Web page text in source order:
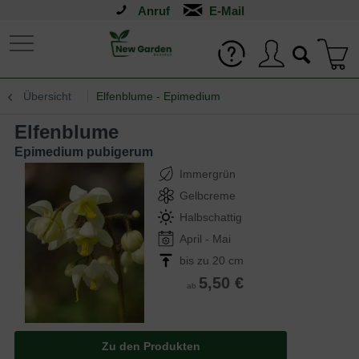
Anruf
Übersicht Elfenblume - Epimedium
Elfenblume
Epimedium pubigerum
Immergrün
Gelbcreme
Halbschattig
April - Mai
bis zu 20 cm
ab 5,50 €
Zu den Produkten